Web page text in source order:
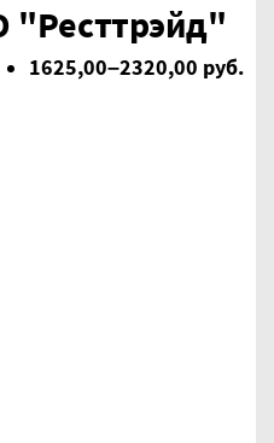
"Ресттрэйд"
1625,00–2320,00 руб.